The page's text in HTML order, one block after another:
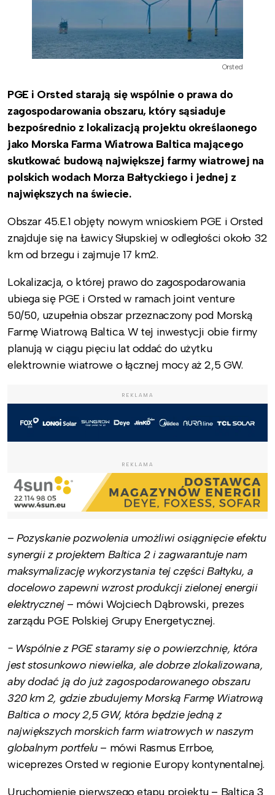
Orsted
PGE i Orsted starają się wspólnie o prawa do
zagospodarowania obszaru, który sąsiaduje
bezpośrednio z lokalizacją projektu określaonego
jako Morska Farma Wiatrowa Baltica mającego
skutkować budową największej farmy wiatrowej na
polskich wodach Morza Bałtyckiego i jednej z
największych na świecie.
Obszar 45.E.1 objęty nowym wnioskiem PGE i Orsted
znajduje się na Ławicy Słupskiej w odległości około 32
km od brzegu i zajmuje 17 km2.
Lokalizacja, o której prawo do zagospodarowania
ubiega się PGE i Orsted w ramach joint venture
50/50, uzupełnia obszar przeznaczony pod Morską
Farmę Wiatrową Baltica. W tej inwestycji obie firmy
planują w ciągu pięciu lat oddać do użytku
elektrownie wiatrowe o łącznej mocy aż 2,5 GW.
REKLAMA
REKLAMA
–Pozyskanie pozwolenia umożliwi osiągnięcie efektu
synergii z projektem Baltica 2 i zagwarantuje nam
maksymalizację wykorzystania tej części Bałtyku, a
docelowo zapewni wzrost produkcji zielonej energii
elektrycznej – mówi Wojciech Dąbrowski, prezes
zarządu PGE Polskiej Grupy Energetycznej.
− Wspólnie z PGE staramy się o powierzchnię, która
jest stosunkowo niewielka, ale dobrze zlokalizowana,
aby dodać ją do już zagospodarowanego obszaru
320 km 2, gdzie zbudujemy Morską Farmę Wiatrową
Baltica o mocy 2,5 GW, która będzie jedną z
największych morskich farm wiatrowych w naszym
globalnym portfelu– mówi Rasmus Errboe,
wiceprezes Orsted w regionie Europy kontynentalnej.
Uruchomienie pierwszego etapu projektu – Baltica 3